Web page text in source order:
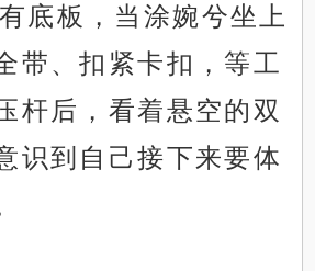
底板，当涂婉兮坐上
带、扣紧卡扣，等工
杆后，看着悬空的双
识到自己接下来要体